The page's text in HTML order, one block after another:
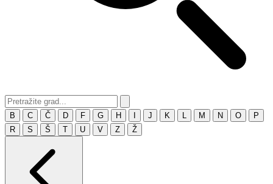
B C Č D F G H J K M N O
P
R
S Š T U V Z Ž